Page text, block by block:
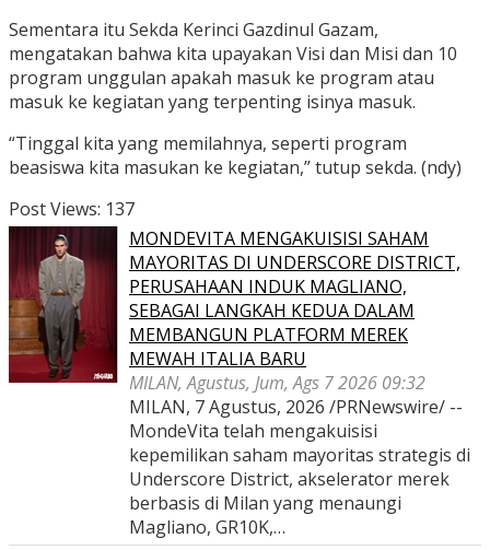
Sementara itu Sekda Kerinci Gazdinul Gazam,
mengatakan bahwa kita upayakan Visi dan Misi dan 10
program unggulan apakah masuk ke program atau
masuk ke kegiatan yang terpenting isinya masuk.
“Tinggal kita yang memilahnya, seperti program
beasiswa kita masukan ke kegiatan,” tutup sekda. (ndy)
Post Views: 137
MONDEVITA MENGAKUISISI SAHAM
MAYORITAS DI UNDERSCORE DISTRICT,
PERUSAHAAN INDUK MAGLIANO,
SEBAGAI LANGKAH KEDUA DALAM
MEMBANGUN PLATFORM MEREK
MEWAH ITALIA BARU
MILAN, Agustus, Jum, Ags 7 2026 09:32
MILAN, 7 Agustus, 2026 /PRNewswire/ --
MondeVita telah mengakuisisi
kepemilikan saham mayoritas strategis di
Underscore District, akselerator merek
berbasis di Milan yang menaungi
Magliano, GR10K,…